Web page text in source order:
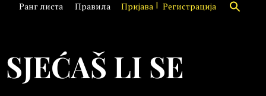
Ранг листа Правила Пријава Регистрација
SJEĆAŠ LI SE